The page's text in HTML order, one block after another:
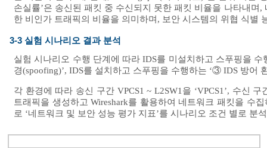
손실률’은 송신된 패킷 중 수신되지 못한 패킷 비율을 나타내며
한 비인가 트래픽의 비율을 의미하며, 보안 시스템의 위협 식별
3-3 실험 시나리오 결과 분석
실험 시나리오 수행 단계에 따라 IDS를 미설치하고 스푸핑을
경(spoofing)’, IDS를 설치하고 스푸핑을 수행하는 ‘③ IDS 방어
각 환경에 따라 송신 구간 VPCS1 ~ L2SW1을 ‘VPCS1’, 수신
트래픽을 생성하고 Wireshark를 활용하여 네트워크 패킷을 수
로 ‘네트워크 및 보안 성능 평가 지표’를 시나리오 조건 별로 분